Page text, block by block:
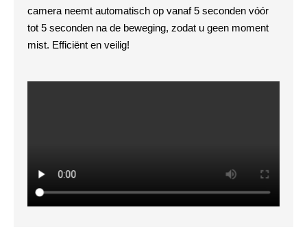
camera neemt automatisch op vanaf 5 seconden vóór
tot 5 seconden na de beweging, zodat u geen moment
mist. Efficiënt en veilig!